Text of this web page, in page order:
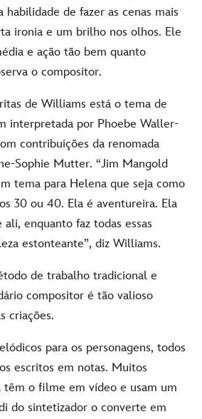
habilidade de fazer as cenas mais
ironia e um brilho nos olhos. Ele
e ação tão bem quanto
o compositor.
de Williams está o tema de
interpretada por Phoebe Waller-
contribuições da renomada
Sophie Mutter. “Jim Mangold
tema para Helena que seja como
30 ou 40. Ela é aventureira. Ela
enquanto faz todas essas
estonteante”, diz Williams.
de trabalho tradicional e
compositor é tão valioso
criações.
para os personagens, todos
escritos em notas. Muitos
têm o filme em vídeo e usam um
do sintetizador o converte em